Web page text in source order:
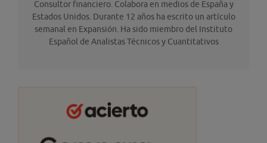
Consultor financiero. Colabora en medios de España y
Estados Unidos. Durante 12 años ha escrito un artículo
semanal en Expansión. Ha sido miembro del Instituto
Español de Analistas Técnicos y Cuantitativos